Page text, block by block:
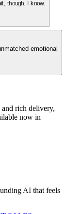
though. I know,
emotional
rich delivery,
now in
AI that feels